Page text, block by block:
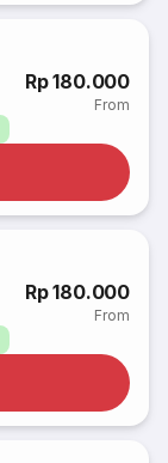
Rp 180.000
From
Rp 180.000
From